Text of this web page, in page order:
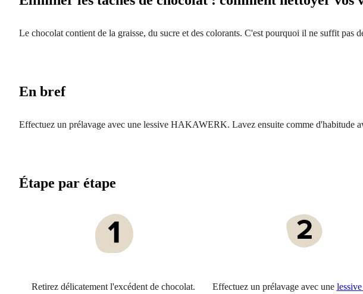
Le chocolat contient de la graisse, du sucre et des colorants. C'est pourquoi il ne suffit pas
En bref
Effectuez un prélavage avec une lessive HAKAWERK. Lavez ensuite comme d'habitude
Étape par étape
Retirez délicatement l'excédent de chocolat. Effectuez un prélavage avec une lessive